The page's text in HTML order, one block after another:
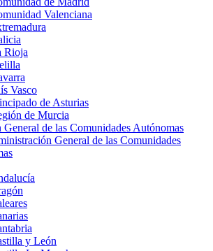
Valenciana
Rioja
Vasco
de Asturias
de Murcia
de las Comunidades Autónomas
General de las Comunidades
y León